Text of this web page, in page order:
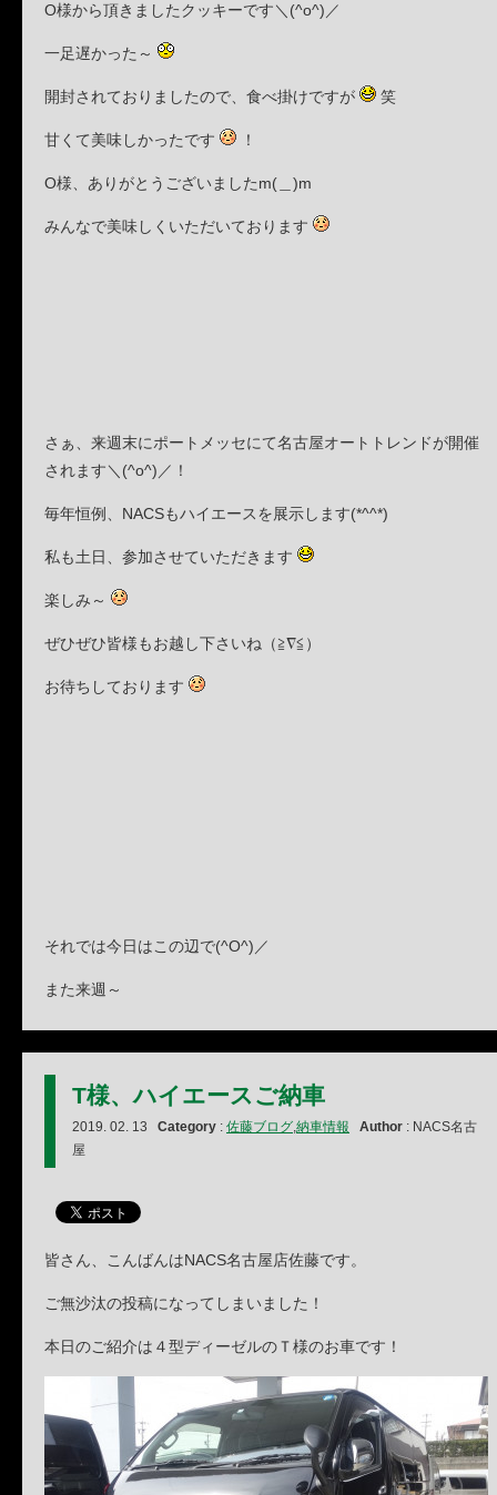
O様から頂きましたクッキーです＼(^o^)／
一足遅かった～
開封されておりましたので、食べ掛けですが 笑
甘くて美味しかったです ！
O様、ありがとうございましたm(＿)m
みんなで美味しくいただいております
さぁ、来週末にポートメッセにて名古屋オートトレンドが開催
されます＼(^o^)／！
毎年恒例、NACSもハイエースを展示します(*^^*)
私も土日、参加させていただきます
楽しみ～
ぜひぜひ皆様もお越し下さいね（≧∇≦）
お待ちしております
それでは今日はこの辺で(^O^)／
また来週～
T様、ハイエースご納車
2019. 02. 13 Category : 佐藤ブログ,納車情報 Author : NACS名古
屋
皆さん、こんばんはNACS名古屋店佐藤です。
ご無沙汰の投稿になってしまいました！
本日のご紹介は４型ディーゼルのＴ様のお車です！